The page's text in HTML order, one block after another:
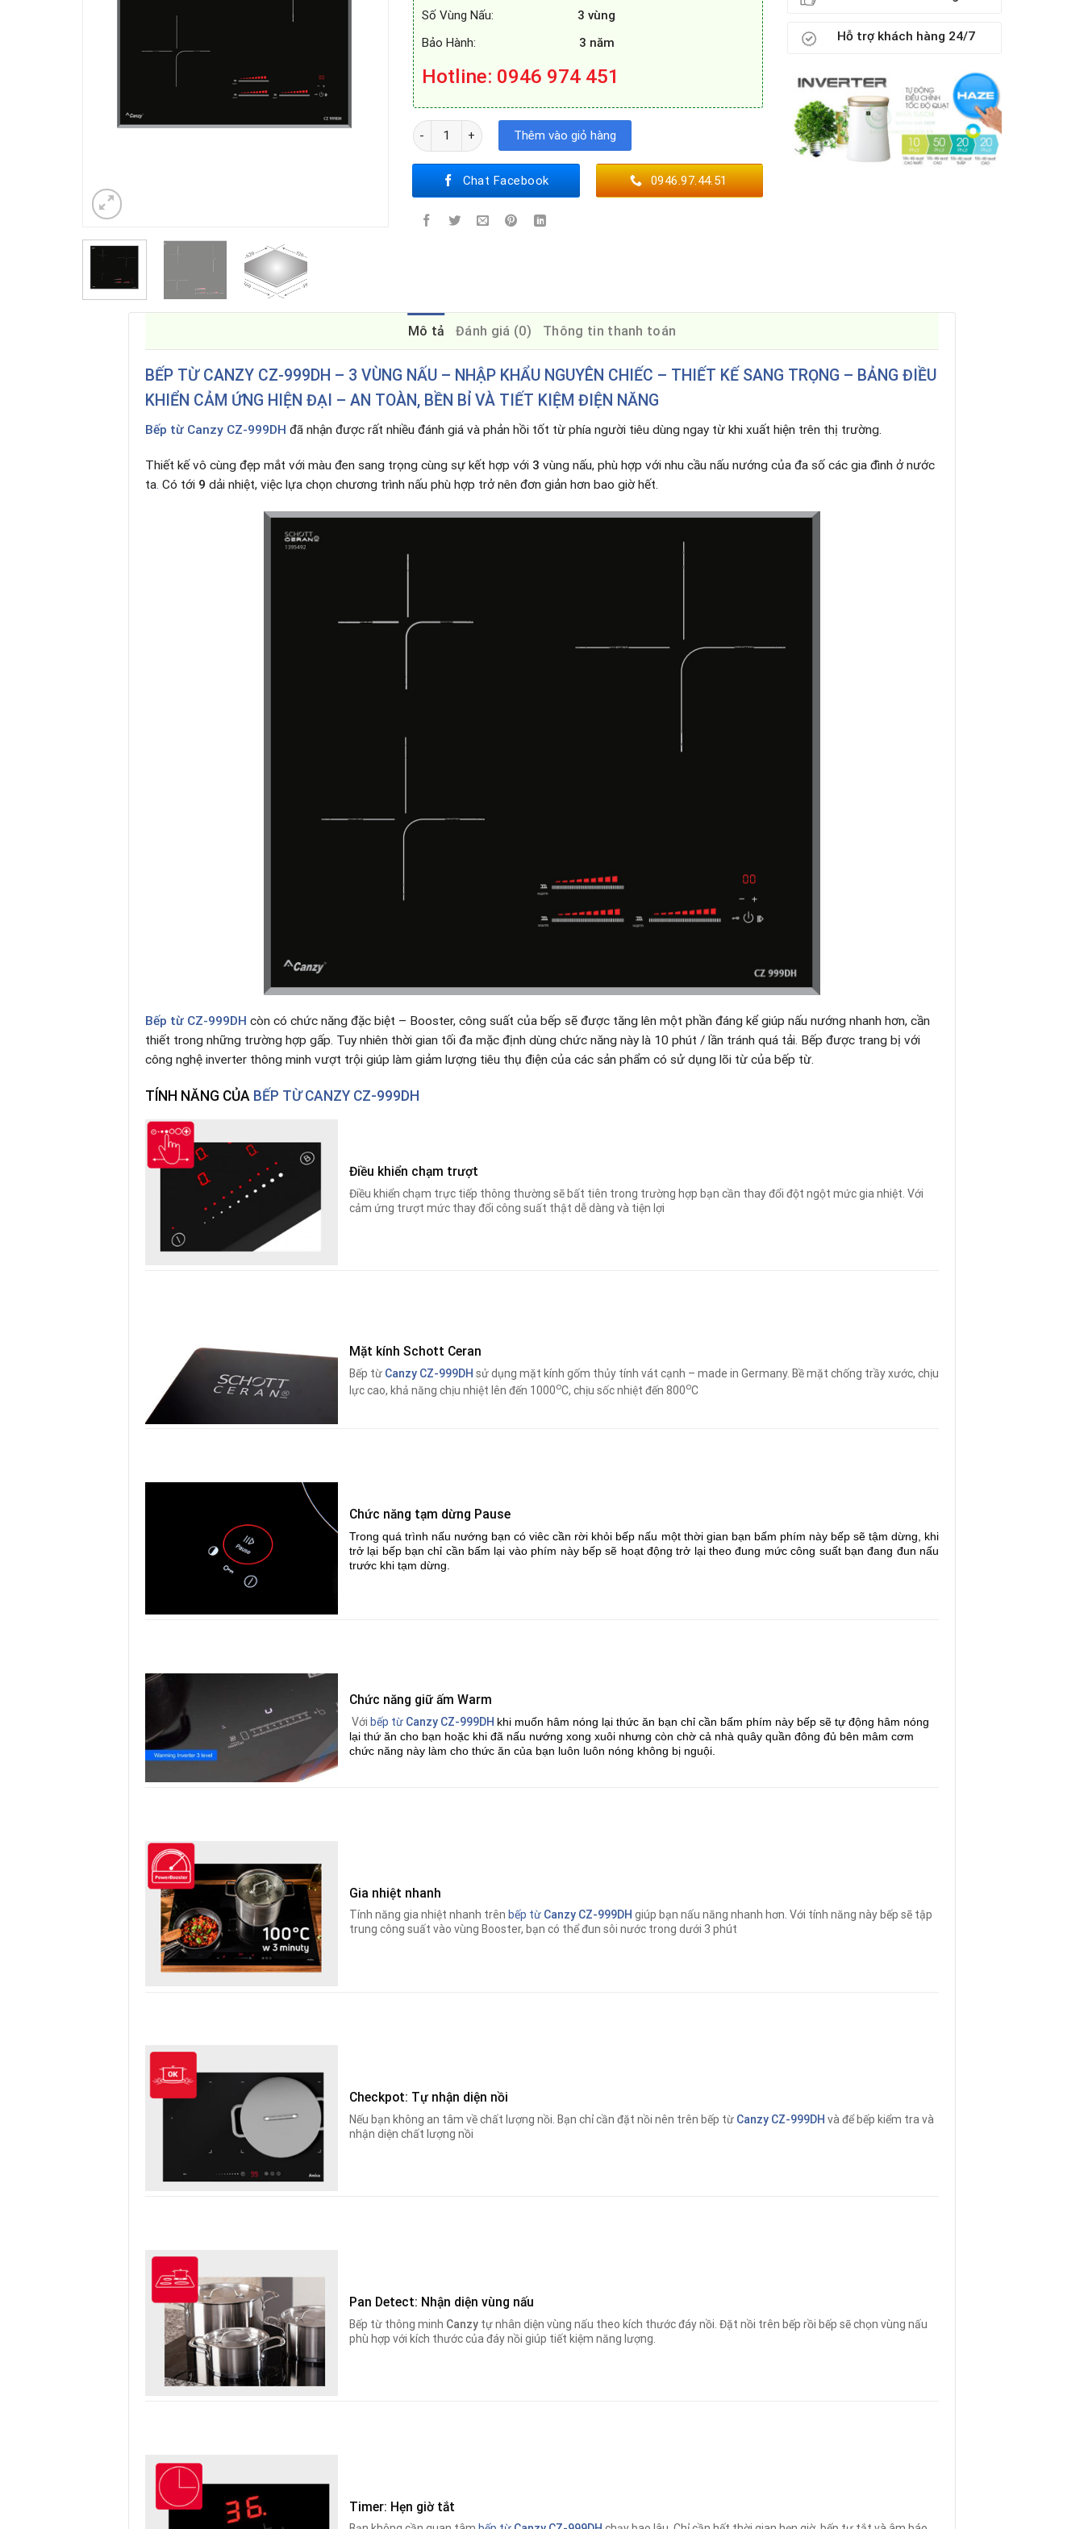
Số Vùng Nấu: 3 vùng
Bảo Hành: 3 năm
Hotline: 0946 974 451
BẾP TỪ CANZY CZ-999DH số lượng
Thêm vào giỏ hàng
Chat Facebook 0946.97.44.51
Hỗ trợ khách hàng 24/7
Mô tả Đánh giá (0) Thông tin thanh toán
BẾP TỪ CANZY CZ-999DH – 3 VÙNG NẤU – NHẬP KHẨU NGUYÊN CHIẾC – THIẾT KẾ SANG TRỌNG – BẢNG ĐIỀU
KHIỂN CẢM ỨNG HIỆN ĐẠI – AN TOÀN, BỀN BỈ VÀ TIẾT KIỆM ĐIỆN NĂNG
Bếp từ Canzy CZ-999DH đã nhận được rất nhiều đánh giá và phản hồi tốt từ phía người tiêu dùng ngay từ khi xuất hiện trên thị trường.
Thiết kế vô cùng đẹp mắt với màu đen sang trọng cùng sự kết hợp với 3 vùng nấu, phù hợp với nhu cầu nấu nướng của đa số các gia đình ở nước
ta. Có tới 9 dải nhiệt, việc lựa chọn chương trình nấu phù hợp trở nên đơn giản hơn bao giờ hết.
Bếp từ CZ-999DH còn có chức năng đặc biệt – Booster, công suất của bếp sẽ được tăng lên một phần đáng kể giúp nấu nướng nhanh hơn, cần
thiết trong những trường hợp gấp. Tuy nhiên thời gian tối đa mặc định dùng chức năng này là 10 phút / lần tránh quá tải. Bếp được trang bị với
công nghệ inverter thông minh vượt trội giúp làm giảm lượng tiêu thụ điện của các sản phẩm có sử dụng lõi từ của bếp từ.
TÍNH NĂNG CỦA BẾP TỪ CANZY CZ-999DH
Điều khiển chạm trượt
Điều khiển chạm trực tiếp thông thường sẽ bất tiên trong trường hợp bạn cần thay đổi đột ngột mức gia nhiệt. Với
cảm ứng trượt mức thay đổi công suất thật dễ dàng và tiện lợi
Mặt kính Schott Ceran
Bếp từ Canzy CZ-999DH sử dụng mặt kính gốm thủy tính vát cạnh – made in Germany. Bề mặt chống trầy xước, chịu
lực cao, khả năng chịu nhiệt lên đến 1000oC, chịu sốc nhiệt đến 800oC
Chức năng tạm dừng Pause
Trong quá trình nấu nướng bạn có viêc cần rời khỏi bếp nấu một thời gian bạn bấm phím này bếp sẽ tậm dừng, khi
trở lại bếp bạn chỉ cần bấm lại vào phím này bếp sẽ hoạt động trở lại theo đung mức công suất bạn đang đun nấu
trước khi tạm dừng.
Chức năng giữ ấm Warm
Với bếp từ Canzy CZ-999DH khi muốn hâm nóng lại thức ăn bạn chỉ cần bấm phím này bếp sẽ tự động hâm nóng
lại thứ ăn cho bạn hoặc khi đã nấu nướng xong xuôi nhưng còn chờ cả nhà quây quần đông đủ bên mâm cơm
chức năng này làm cho thức ăn của bạn luôn luôn nóng không bị nguội.
Gia nhiệt nhanh
Tính năng gia nhiệt nhanh trên bếp từ Canzy CZ-999DH giúp bạn nấu năng nhanh hơn. Với tính năng này bếp sẽ tập
trung công suất vào vùng Booster, bạn có thể đun sôi nước trong dưới 3 phút
Checkpot: Tự nhận diện nồi
Nếu bạn không an tâm về chất lượng nồi Bạn chỉ cần đặt nồi nên trên bếp từ Canzy CZ-999DH và để bếp kiểm tra và
nhận diện chất lượng nồi
Pan Detect: Nhận diện vùng nấu
Bếp từ thông minh Canzytự nhân diện vùng nấu theo kích thước đáy nồi. Đặt nồi trên bếp rồi bếp sẽ chọn vùng nấu
phù hợp với kích thước của đáy nồi giúp tiết kiệm năng lượng.
Timer: Hẹn giờ tắt